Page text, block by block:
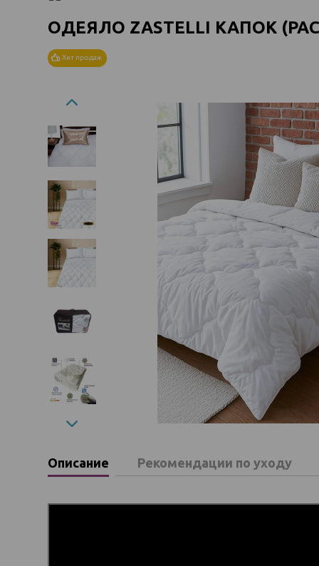
ОДЕЯЛО ZASTELLI КАПОК
Хит продаж
Описание Рекомендации по уходу